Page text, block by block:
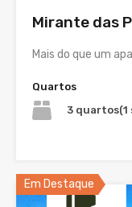
Mirante das
Mais do que um
Quartos
3 quartos(1
Em Destaque